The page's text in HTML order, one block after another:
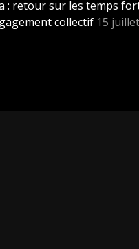
: retour sur les temps
collectif 15 juillet